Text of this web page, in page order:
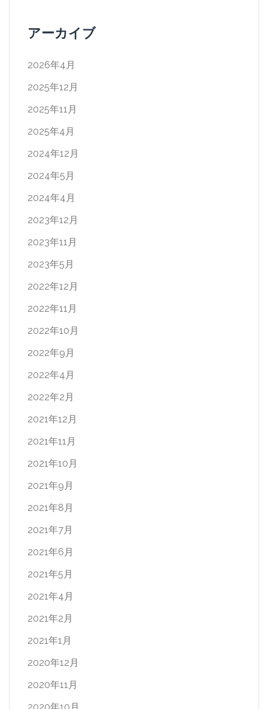
アーカイブ
2026年4月
2025年12月
2025年11月
2025年4月
2024年12月
2024年5月
2024年4月
2023年12月
2023年11月
2023年5月
2022年12月
2022年11月
2022年10月
2022年9月
2022年4月
2022年2月
2021年12月
2021年11月
2021年10月
2021年9月
2021年8月
2021年7月
2021年6月
2021年5月
2021年4月
2021年2月
2021年1月
2020年12月
2020年11月